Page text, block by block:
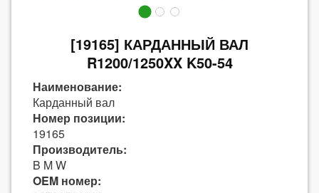
[19165] КАРДАННЫЙ ВАЛ
R1200/1250XX K50-54
Наименование:
Карданный вал
Номер позиции:
19165
Производитель:
B M W
OEM номер: